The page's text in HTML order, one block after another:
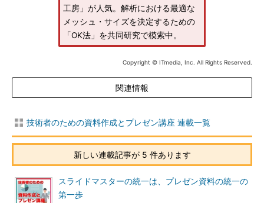
工房」が人気。解析における最適な
メッシュ・サイズを決定するための
「OK法」を共同研究で模索中。
Copyright © ITmedia, Inc. All Rights Reserved.
関連情報
技術者のための資料作成とプレゼン講座 連載一覧
新しい連載記事が 5 件あります
スライドマスターの統一は、プレゼン資料の統一の
第一歩